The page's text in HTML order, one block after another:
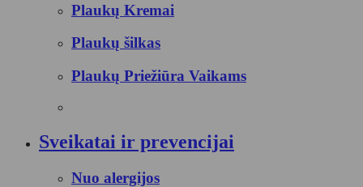
Plaukų Kremai
Plaukų šilkas
Plaukų Priežiūra Vaikams
Sveikatai ir prevencijai
Nuo alergijos